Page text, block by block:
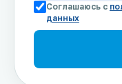
Соглашаюсь с
данных